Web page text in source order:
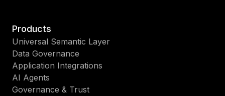
Products
Universal Semantic Layer
Data Governance
Application Integrations
AI Agents
Governance & Trust